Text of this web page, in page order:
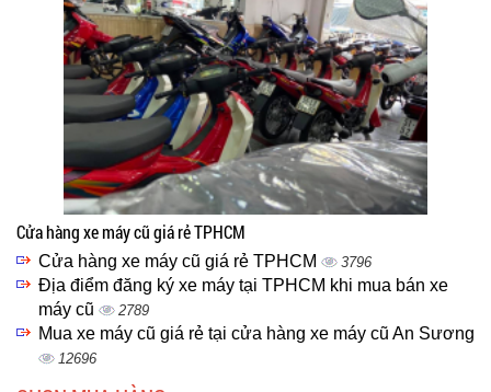
Cửa hàng xe máy cũ giá rẻ TPHCM
Cửa hàng xe máy cũ giá rẻ TPHCM 3796
Địa điểm đăng ký xe máy tại TPHCM khi mua bán xe
máy cũ
2789
Mua xe máy cũ giá rẻ tại cửa hàng xe máy cũ An Sương
12696